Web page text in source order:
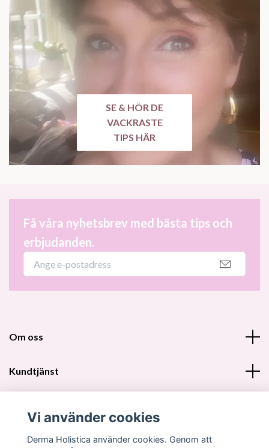
SE & HÖR DE
VACKRASTE
TIPS HÄR
Få våra nyhetsbrev med bästa tips och
erbjudanden.
Om oss
Kundtjänst
Sociala medier
Vi använder cookies
Derma Holistica använder cookies. Genom att